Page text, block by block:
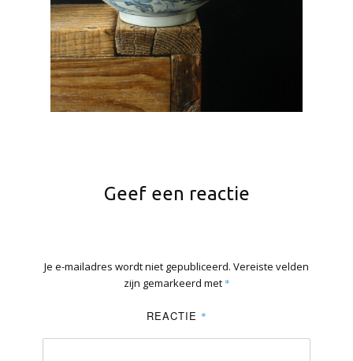
Geef een reactie
Je e-mailadres wordt niet gepubliceerd. Vereiste velden
zijn gemarkeerd met *
REACTIE *